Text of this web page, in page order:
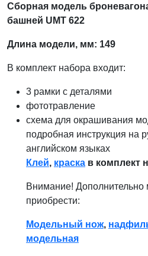
Сборная модель
башней UMT 622
Длина модели, мм: 149
В комплект набора входит:
3 рамки с деталями
фототравление
схема для окрашивания
подробная инструкция на
английском языках
Клей, краска в комплект
Внимание!
приобрести:
Модельный нож,
модельная